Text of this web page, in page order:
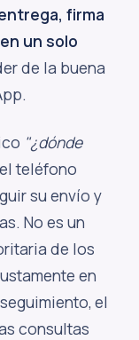
firma
un solo
de la buena
"¿dónde
teléfono
su envío y
No es un
de los
en
el
consultas